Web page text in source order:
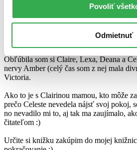
Povoliť
Odmietnuť
Knižka Padlý anděl je mix všetkého, čo
kombinácia! :) Autorka má skvelý
Všetky postavy v knihe mali výborne
Obľúbila som si Claire, Lexa, Deana a
nervy Amber (celý čas som z nej mala
Victoria.
Ako to je s Clairinou mamou, kto môže
prečo Celeste nevedela nájsť svoj pokoj,
no nevadilo mi to, aj tak ma zaujímalo,
čitateľom :)
Určite si knižku zakúpim do mojej